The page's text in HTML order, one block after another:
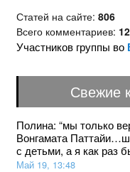
Статей на сайте: 806
Всего комментариев:
Участников группы во
Свежие
Полина: “мы только
Вонгамата
с детьми, а я как раз
Май 19, 13:48